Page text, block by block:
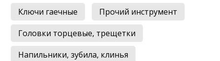
Ключи гаечные
Прочий инструмент
Головки торцевые, трещетки
Напильники, зубила, клинья